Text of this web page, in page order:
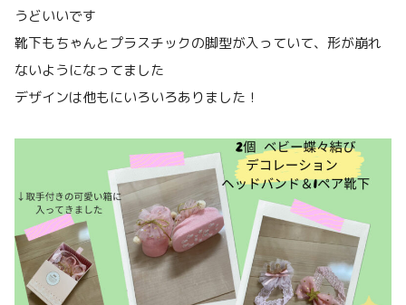
うどいいです
靴下もちゃんとプラスチックの脚型が入っていて、形が崩れ
ないようになってました
デザインは他もにいろいろありました！